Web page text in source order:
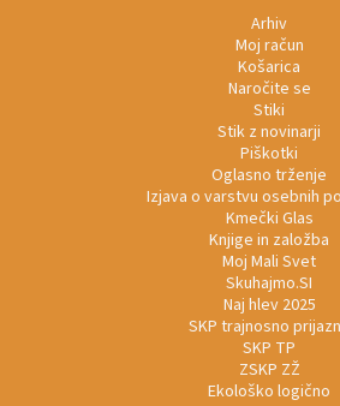
Arhiv
Moj račun
Košarica
Naročite se
Stiki
Stik z novinarji
Piškotki
Oglasno trženje
Izjava o varstvu osebnih
Kmečki Glas
Knjige in založba
Moj Mali Svet
Skuhajmo.SI
Naj hlev 2025
SKP trajnosno
SKP TP
ZSKP ZŽ
Ekološko logično